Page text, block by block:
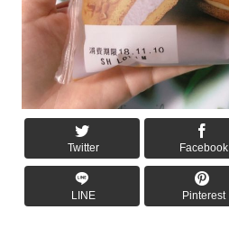
Twitter Facebook
LINE Pinterest